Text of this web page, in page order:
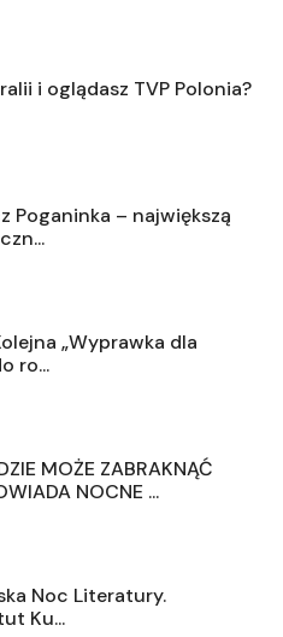
i oglądasz TVP Polonia?
Poganinka – największą
„Wyprawka dla
ro...
MOŻE ZABRAKNĄĆ
NOCNE ...
Noc Literatury.
Ku...